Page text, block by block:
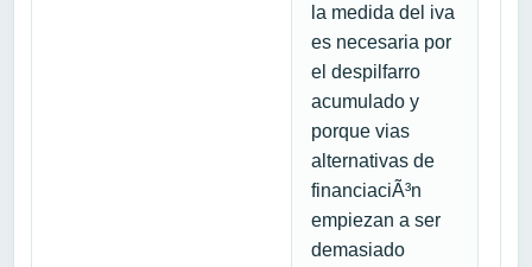
la medida del iva
es necesaria por
el despilfarro
acumulado y
porque vias
alternativas de
financiaciÃ³n
empiezan a ser
demasiado